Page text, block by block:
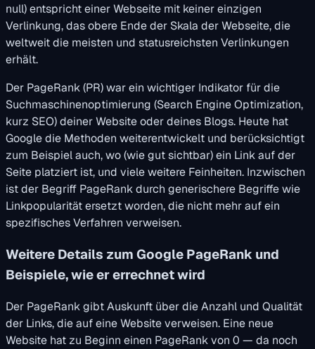
null) entspricht einer Webseite mit keiner einzigen
Verlinkung, das obere Ende der Skala der Webseite, die
weltweit die meisten und statusreichsten Verlinkungen
erhält.
Der PageRank (PR) war ein wichtiger Indikator für die
Suchmaschinenoptimierung (Search Engine Optimization,
kurz SEO) deiner Website oder deines Blogs. Heute hat
Google die Methoden weiterentwickelt und berücksichtigt
zum Beispiel auch, wo (wie gut sichtbar) ein Link auf der
Seite platziert ist, und viele weitere Feinheiten. Inzwischen
ist der Begriff PageRank durch generischere Begriffe wie
Linkpopularität ersetzt worden, die nicht mehr auf ein
spezifisches Verfahren verweisen.
Weitere Details zum Google PageRank und
Beispiele, wie er errechnet wird
Der PageRank gibt Auskunft über die Anzahl und Qualität
der Links, die auf eine Website verweisen. Eine neue
Website hat zu Beginn einen PageRank von 0 — da noch